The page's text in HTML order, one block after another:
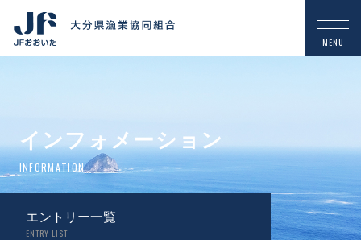
インフォメーション
INFORMATION
エントリー一覧
ENTRY LIST